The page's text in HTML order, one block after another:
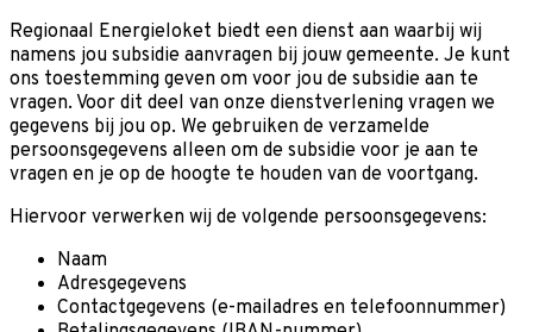
Regionaal Energieloket biedt een dienst aan waarbij wij
namens jou subsidie aanvragen bij jouw gemeente. Je kunt
ons toestemming geven om voor jou de subsidie aan te
vragen. Voor dit deel van onze dienstverlening vragen we
gegevens bij jou op. We gebruiken de verzamelde
persoonsgegevens alleen om de subsidie voor je aan te
vragen en je op de hoogte te houden van de voortgang.
Hiervoor verwerken wij de volgende persoonsgegevens:
Naam
Adresgegevens
Contactgegevens (e-mailadres en telefoonnummer)